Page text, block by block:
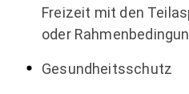
Freizeit mit den
oder
Gesundheitsschutz